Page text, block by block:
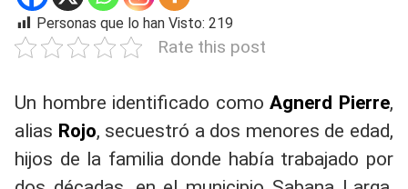
Personas que lo han Visto: 219
Rate this post
Un hombre identificado comoAgnerd Pierre,
alias Rojo, secuestró a dos menores de edad,
hijos de la familia donde había trabajado por